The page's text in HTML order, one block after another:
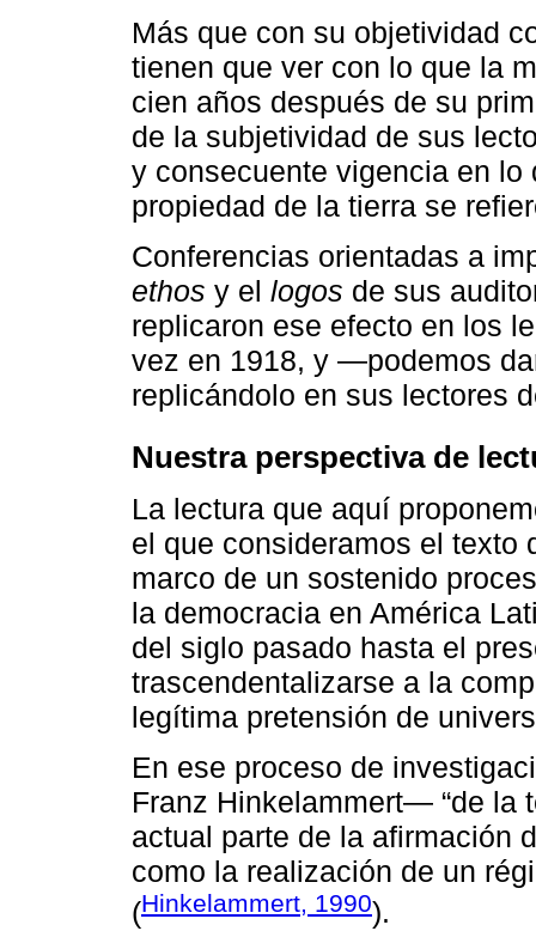
Más que con su objetividad
tienen que ver con lo que la
cien años después de su
de la subjetividad de sus
y consecuente vigencia en
propiedad de la tierra se
Conferencias orientadas a
ethos y el logos de sus
replicaron ese efecto en los
vez en 1918, y ―podemos
replicándolo en sus lectores
Nuestra perspectiva de
La lectura que aquí
el que consideramos el texto
marco de un sostenido
la democracia en América
del siglo pasado hasta el
trascendentalizarse a la
legítima pretensión de
En ese proceso de
Franz Hinkelammert― “de la
actual parte de la afirmación
como la realización de un
(Hinkelammert, 1990).